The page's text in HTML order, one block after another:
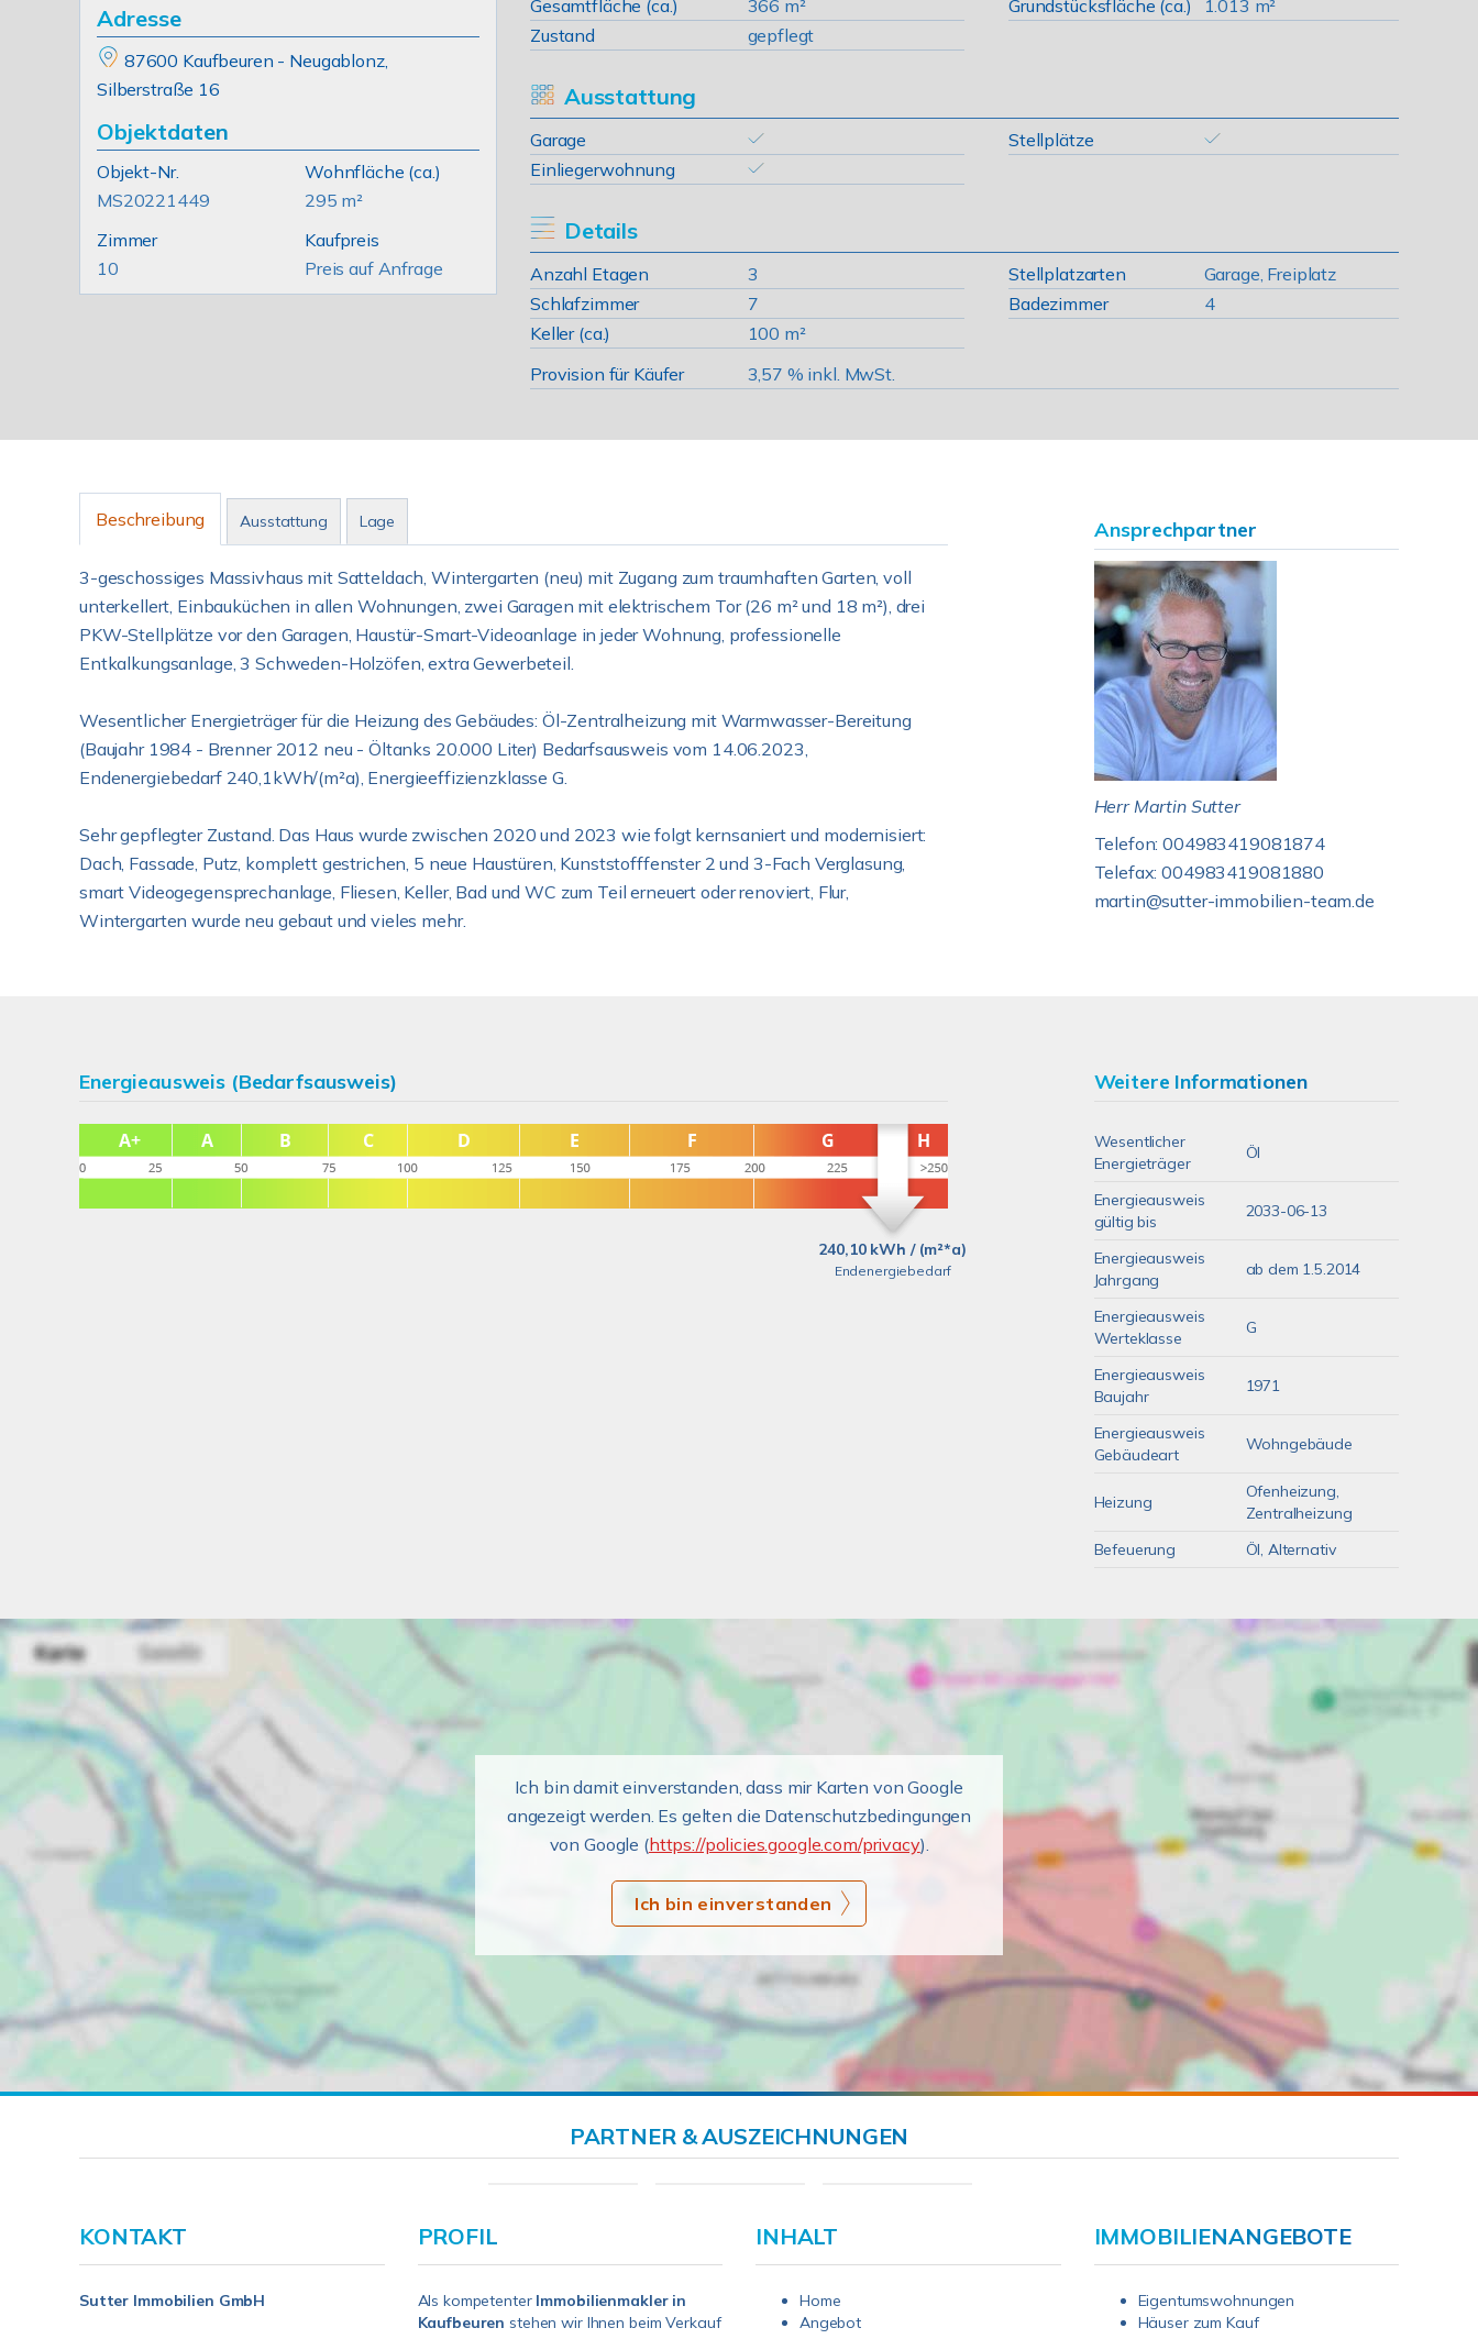
Adresse
87600 Kaufbeuren - Neugablonz,
Silberstraße 16
Objektdaten
Objekt-Nr.
MS20221449
Wohnfläche (ca.)
295 m²
Zimmer
10
Kaufpreis
Preis auf Anfrage
Gesamtfläche (ca.)
366 m² Grundstücksfläche (ca.)
1.013 m²
Zustand
gepflegt
Ausstattung
Garage
Stellplätze
Einliegerwohnung
Details
Anzahl Etagen 3 Stellplatzarten
Garage, Freiplatz
Schlafzimmer
7 Badezimmer
4
Keller (ca.)
100 m²
Provision für Käufer
3,57 % inkl. MwSt.
Beschreibung Ausstattung Lage
3-geschossiges Massivhaus mit Satteldach, Wintergarten (neu) mit Zugang zum traumhaften Garten, voll
unterkellert, Einbauküchen in allen Wohnungen, zwei Garagen mit elektrischem Tor (26 m² und 18 m²), drei
PKW-Stellplätze vor den Garagen, Haustür-Smart-Videoanlage in jeder Wohnung, professionelle
Entkalkungsanlage, 3 Schweden-Holzöfen, extra Gewerbeteil.
Wesentlicher Energieträger für die Heizung des Gebäudes: Öl-Zentralheizung mit Warmwasser-Bereitung
(Baujahr 1984 - Brenner 2012 neu - Öltanks 20.000 Liter) Bedarfsausweis vom 14.06.2023,
Endenergiebedarf 240,1kWh/(m²a), Energieeffizienzklasse G.
Sehr gepflegter Zustand. Das Haus wurde zwischen 2020 und 2023 wie folgt kernsaniert und modernisiert:
Dach, Fassade, Putz, komplett gestrichen, 5 neue Haustüren, Kunststofffenster 2 und 3-Fach Verglasung,
smart Videogegensprechanlage, Fliesen, Keller, Bad und WC zum Teil erneuert oder renoviert, Flur,
Wintergarten wurde neu gebaut und vieles mehr.
Ansprechpartner
Herr Martin Sutter
Telefon: 004983419081874
Telefax: 004983419081880
martin@sutter-immobilien-team.de
Energieausweis (Bedarfsausweis)
240,10 kWh / (m²*a)
Endenergiebedarf
Weitere Informationen
Wesentlicher
Energieträger
Öl
Energieausweis
gültig bis
2033-06-13
Energieausweis
Jahrgang
ab dem 1.5.2014
Energieausweis
Werteklasse
G
Energieausweis
Baujahr
1971
Energieausweis
Gebäudeart
Wohngebäude
Heizung
Ofenheizung,
Zentralheizung
Befeuerung
Öl, Alternativ
Ich bin damit einverstanden, dass mir Karten von Google
angezeigt werden. Es gelten die Datenschutzbedingungen
von Google (https://policies.google.com/privacy).
Ich bin einverstanden
PARTNER & AUSZEICHNUNGEN
KONTAKT
Sutter Immobilien GmbH
PROFIL
Als kompetenter Immobilienmakler in
Kaufbeuren stehen wir Ihnen beim Verkauf
INHALT
Home
Angebot
IMMOBILIENANGEBOTE
Eigentumswohnungen
Häuser zum Kauf